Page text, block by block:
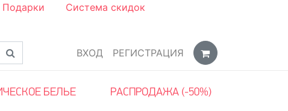
Подарки
Система скидок
ВХОД РЕГИСТРАЦИЯ
БЕЛЬЕ РАСПРОДАЖА (-50%)